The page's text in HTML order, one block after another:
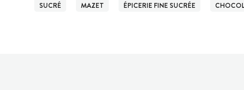
SUCRÉ MAZET ÉPICERIE FINE SUCRÉE